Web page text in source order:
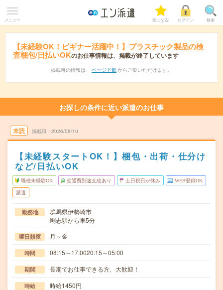
メニュー 気になる! ログイン 検索
【未経験OK！ビギナー活躍中！】プラスチック製品の検
査梱包/日払いOKのお仕事情報は、掲載が終了しています
掲載時の情報は、 ページ下部 からご覧いただけます。
お探しの条件に近い派遣のお仕事
未読 掲載日 2026/08/10
【未経験スタートOK！】梱包・出荷・仕分け
など/日払いOK
職種未経験OK 交通費別途支給あり 土日祝日が休み WEB登録OK
派遣
勤務地
群馬県伊勢崎市
剛志駅から車5分
曜日頻度 月～金
時間 08:15～17:0020:15～05:00
期間 長期でお仕事できる方、大歓迎！
時給 時給1450円